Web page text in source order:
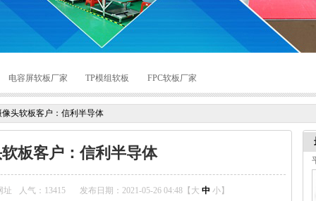
电容屏软板厂家 TP模组软板 FPC软板厂家
像头软板客户：信利半导体
板客户：信利半导体
址 人气： 13415 发布日期：2021-05-26 04:48【 大 中 小】